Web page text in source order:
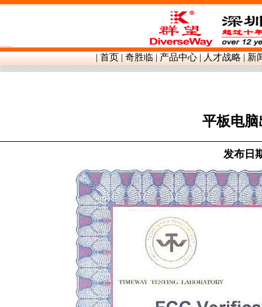
群望镍带镍片,
|首页|奇胜临|产品中心|人才战略|新
平板电
发布日